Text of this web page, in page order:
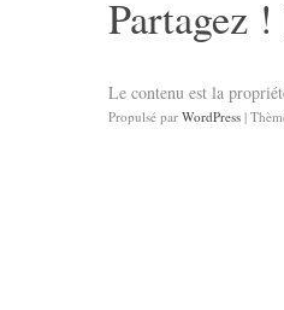
Partagez !
Le contenu est la
Propulsé par WordPress |